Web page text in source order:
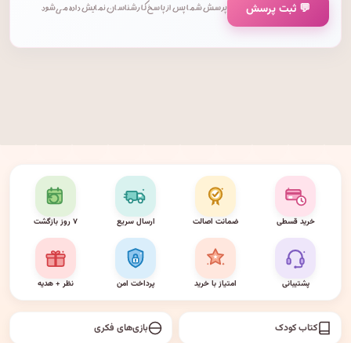
💬 ثبت پرسش پرسش شما پس از پاسخ کارشناسان نمایش داده می‌شود.
خرید قسطی ضمانت اصالت ارسال سریع ۷ روز بازگشت
پشتیبانی امتیاز با خرید پرداخت امن نظر + هدیه
کتاب کودک بازی‌های فکری